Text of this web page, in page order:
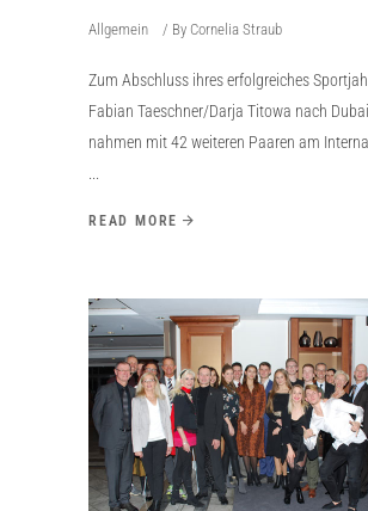
Allgemein By Cornelia Straub
Zum Abschluss ihres erfolgreiches
Fabian Taeschner/Darja Titowa nach
nahmen mit 42 weiteren Paaren am
READ MORE